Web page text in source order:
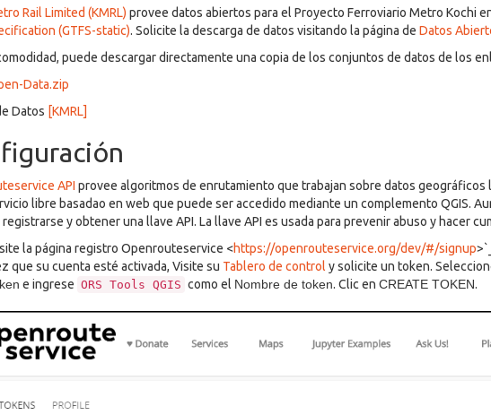
Rail Limited (KMRL) provee datos abiertos para el Proyecto Ferroviario Metro Kochi
(GTFS-static). Solicite la descarga de datos visitando la página de Datos
puede descargar directamente una copia de los conjuntos de datos de los
Data.zip
Datos [KMRL]
API provee algoritmos de enrutamiento que trabajan sobre datos geográficos
libre basadao en web que puede ser accedido mediante un complemento QGIS.
y obtener una llave API. La llave API es usada para prevenir abuso y hacer
la página registro Openrouteservice <https://openrouteservice.org/dev/#/signup
que su cuenta esté activada, Visite su Tablero de control y solicite un token.
e ingrese ORS Tools QGIS como el Nombre de token. Clic en CREATE TOKEN.